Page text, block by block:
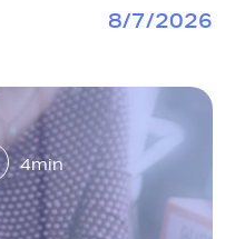
8/7/2026
4min